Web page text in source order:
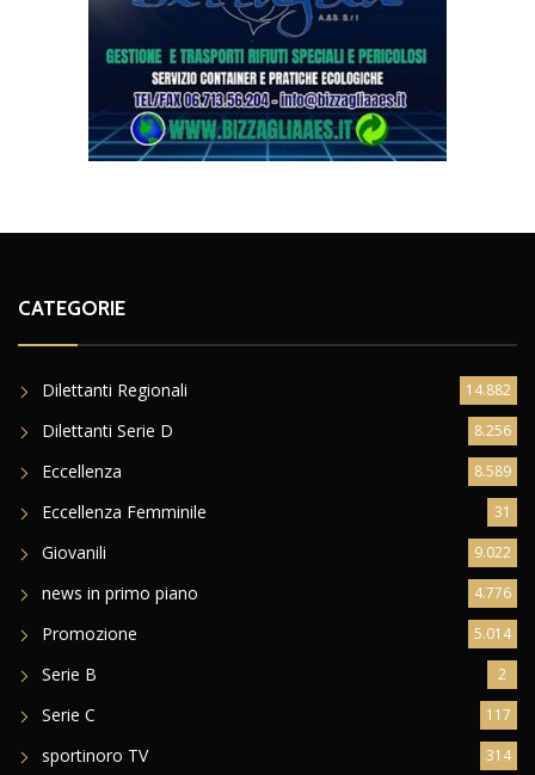
CATEGORIE
Dilettanti Regionali 14.882
Dilettanti Serie D 8.256
Eccellenza 8.589
Eccellenza Femminile 31
Giovanili 9.022
news in primo piano 4.776
Promozione 5.014
Serie B 2
Serie C 117
sportinoro TV 314